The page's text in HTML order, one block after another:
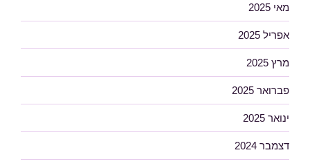
מאי 2025
אפריל 2025
מרץ 2025
פברואר 2025
ינואר 2025
דצמבר 2024